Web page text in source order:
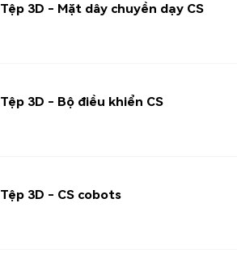
Tệp 3D - Mặt dây chuyền dạy CS
Tệp 3D - Bộ điều khiển CS
Tệp 3D - CS cobots